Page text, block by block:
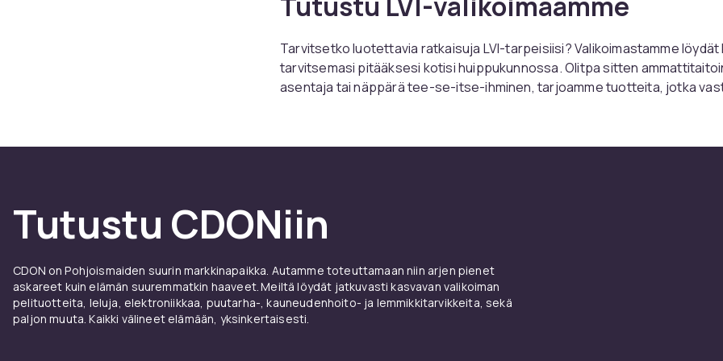
Tarvitsetko luotettavia ratkaisuja LVI-tarpeisiisi? Valikoimastamme löydät
tarvitsemasi pitääksesi kotisi huippukunnossa. Olitpa sitten
asentaja tai näppärä tee-se-itse-ihminen, tarjoamme tuotteita, jotka
tuotteita luotettavalla ja kätevällä tavalla.
vanhojen putkien vaihtoa tai uusien järjestelmien asentamista, voit luottaa
että löydät etsimäsi meiltä. Osta nyt ja koe ero laajan LVI-valikoimamme
CDONilta löydät kaiken parhaan!
Tutustu CDONiin
CDON on Pohjoismaiden suurin markkinapaikka. Autamme toteuttamaan niin arjen pienet
askareet kuin elämän suuremmatkin haaveet. Meiltä löydät jatkuvasti kasvavan valikoiman
pelituotteita, leluja, elektroniikkaa, puutarha-, kauneudenhoito- ja lemmikkitarvikkeita, sekä
paljon muuta. Kaikki välineet elämään, yksinkertaisesti.